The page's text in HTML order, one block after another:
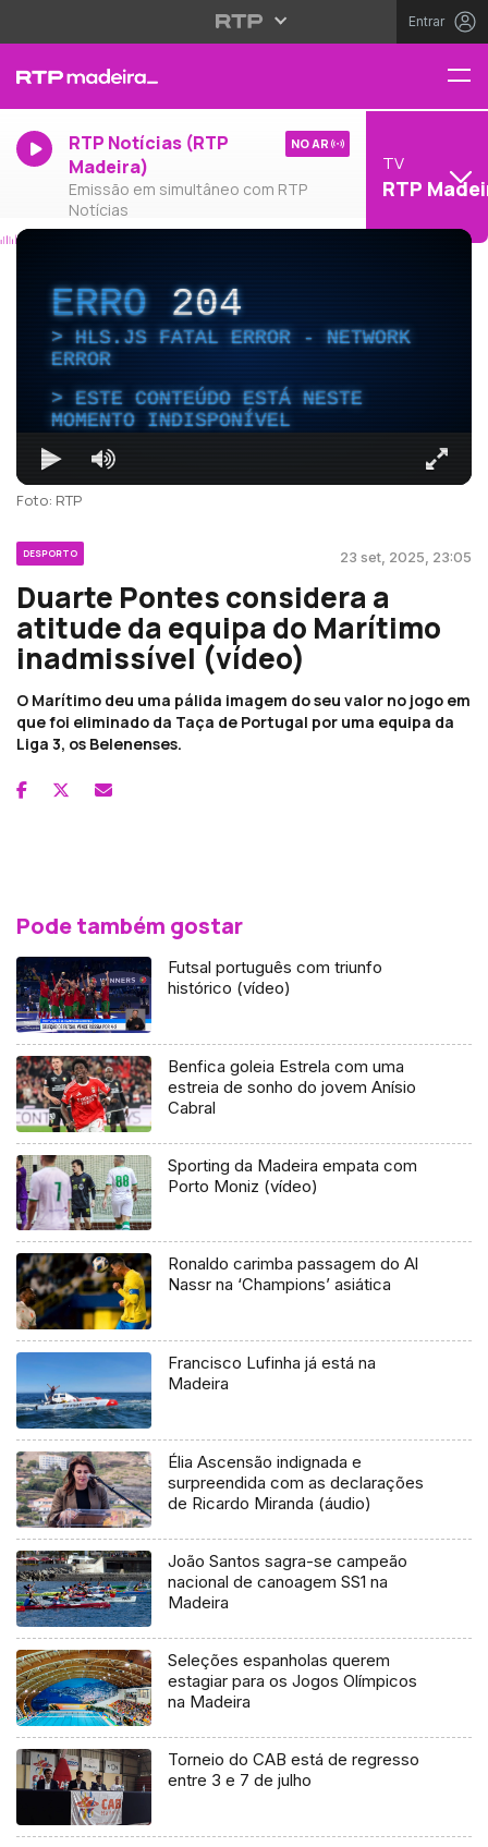
Entrar
RTP Notícias (RTP
Madeira)
Emissão em simultâneo com RTP
Notícias
NO AR
TV
RTP
ERRO204
HLS.JS FATAL ERROR - NETWORK
ERROR
ESTE CONTEÚDO ESTÁ NESTE
MOMENTO INDISPONÍVEL
Foto: RTP
DESPORTO 23 set, 2025, 23:05
Duarte Pontes considera a
atitude da equipa do Marítimo
inadmissível (vídeo)
O Marítimo deu uma pálida imagem do seu valor no jogo em
que foi eliminado da Taça de Portugal por uma equipa da
Liga 3, os Belenenses.
Pode também gostar
Futsal português com triunfo
histórico (vídeo)
Benfica goleia Estrela com uma
estreia de sonho do jovem Anísio
Cabral
Sporting da Madeira empata com
Porto Moniz (vídeo)
Ronaldo carimba passagem do Al
Nassr na ‘Champions’ asiática
Francisco Lufinha já está na
Madeira
Élia Ascensão indignada e
surpreendida com as declarações
de Ricardo Miranda (áudio)
João Santos sagra-se campeão
nacional de canoagem SS1 na
Madeira
Seleções espanholas querem
estagiar para os Jogos Olímpicos
na Madeira
Torneio do CAB está de regresso
entre 3 e 7 de julho